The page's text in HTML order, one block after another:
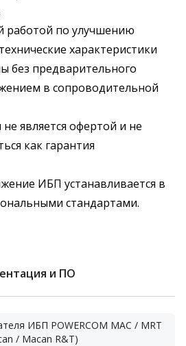
работой по улучшению
характеристики
без предварительного
в сопроводительной
является офертой и не
как гарантия
ИБП устанавливается в
стандартами.
и ПО
ИБП POWERCOM MAC / MRT
/ Macan R&T)